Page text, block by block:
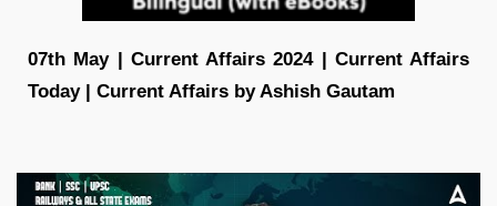
07th May | Current Affairs 2024 | Current Affairs
Today | Current Affairs by Ashish Gautam